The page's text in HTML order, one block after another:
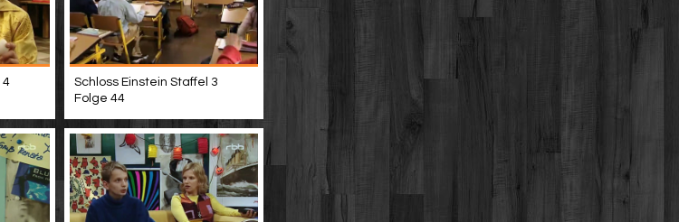
4
Schloss Einstein Staffel 3
Folge 44